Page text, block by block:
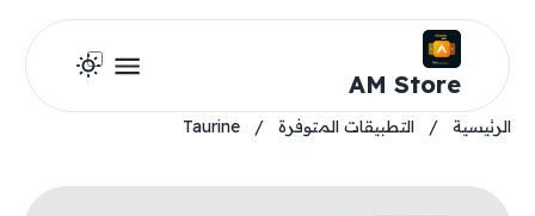
AM Store
الرئيسية / التطبيقات المتوفرة /
Taurine